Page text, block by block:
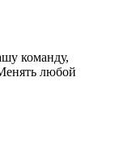
команду,
любой